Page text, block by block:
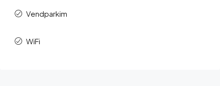
Vendparkim
WiFi